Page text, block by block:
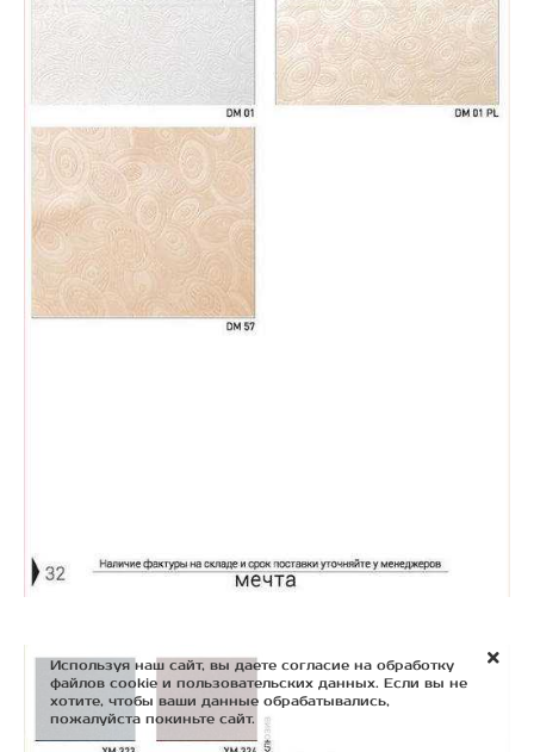
Используя наш сайт, вы даете согласие на обработку
файлов cookie и пользовательских данных. Если вы не
хотите, чтобы ваши данные обрабатывались,
пожалуйста покиньте сайт.